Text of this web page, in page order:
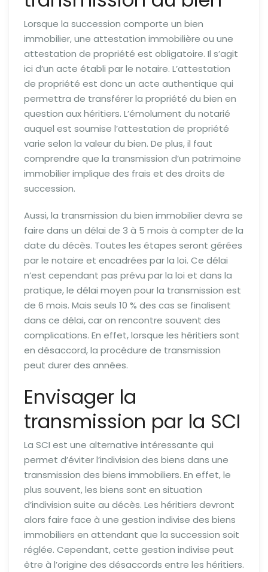
Lorsque la succession comporte un bien
immobilier, une attestation immobilière ou une
attestation de propriété est obligatoire. Il s’agit
ici d’un acte établi par le notaire. L’attestation
de propriété est donc un acte authentique qui
permettra de transférer la propriété du bien en
question aux héritiers. L’émolument du notarié
auquel est soumise l’attestation de propriété
varie selon la valeur du bien. De plus, il faut
comprendre que la transmission d’un patrimoine
immobilier implique des frais et des droits de
succession.
Aussi, la transmission du bien immobilier devra se
faire dans un délai de 3 à 5 mois à compter de la
date du décès. Toutes les étapes seront gérées
par le notaire et encadrées par la loi. Ce délai
n’est cependant pas prévu par la loi et dans la
pratique, le délai moyen pour la transmission est
de 6 mois. Mais seuls 10 % des cas se finalisent
dans ce délai, car on rencontre souvent des
complications. En effet, lorsque les héritiers sont
en désaccord, la procédure de transmission
peut durer des années.
Envisager la
transmission par la SCI
La SCI est une alternative intéressante qui
permet d’éviter l’indivision des biens dans une
transmission des biens immobiliers. En effet, le
plus souvent, les biens sont en situation
d’indivision suite au décès. Les héritiers devront
alors faire face à une gestion indivise des biens
immobiliers en attendant que la succession soit
réglée. Cependant, cette gestion indivise peut
être à l’origine des désaccords entre les héritiers.